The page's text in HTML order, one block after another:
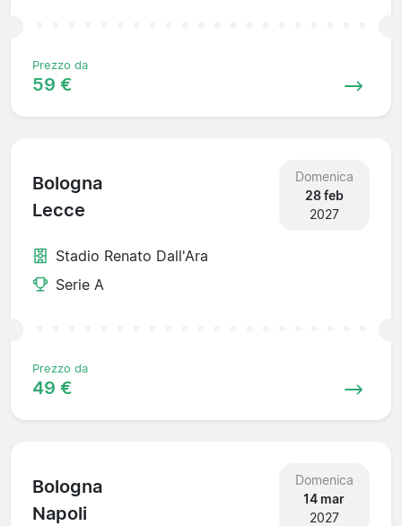
Prezzo da
59 €
Bologna
Lecce
Domenica
28 feb
2027
Stadio Renato Dall'Ara
Serie A
Prezzo da
49 €
Bologna
Napoli
Domenica
14 mar
2027